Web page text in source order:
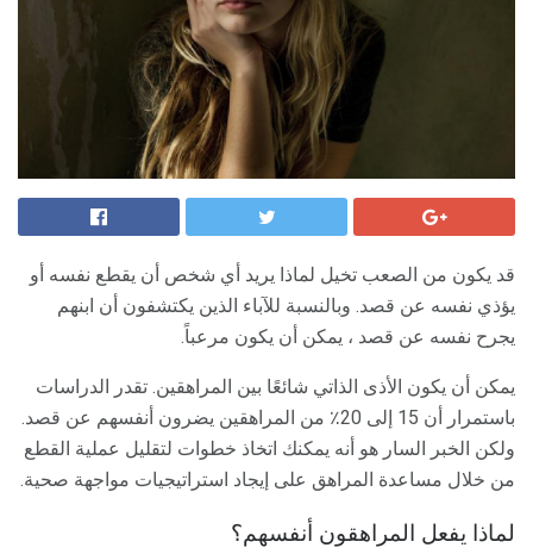
قد يكون من الصعب تخيل لماذا يريد أي شخص أن يقطع نفسه أو
يؤذي نفسه عن قصد. وبالنسبة للآباء الذين يكتشفون أن ابنهم
يجرح نفسه عن قصد ، يمكن أن يكون مرعباً.
يمكن أن يكون الأذى الذاتي شائعًا بين المراهقين. تقدر الدراسات
باستمرار أن 15 إلى 20٪ من المراهقين يضرون أنفسهم عن قصد.
ولكن الخبر السار هو أنه يمكنك اتخاذ خطوات لتقليل عملية القطع
من خلال مساعدة المراهق على إيجاد استراتيجيات مواجهة صحية.
لماذا يفعل المراهقون أنفسهم؟